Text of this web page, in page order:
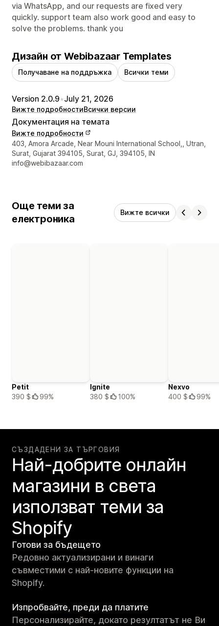
via WhatsApp, and our requests are fixed very
quickly. support team also work good and easy to
solve the problems. thank you
Дизайн от Webibazaar Templates
Получаване на поддръжка Всички теми
Version 2.0.9•July 21, 2026
Вижте подробностиВсички версии
Документация на темата
Вижте подробности
Данни за връзка с дизайнера
403, Amora Arcade, Near Mouni International School,, Utran,
Surat, Gujarat 394105, Surat, GJ, 394105, IN
info@webibazaar.com
Още теми за
електроника
Вижте всички
Petit
390 $
99%
Ignite
380 $
100%
Nexvo
400 $
99%
СЪЗДАДЕНИ ЗА ТЪРГОВИЯ
Най-добрите онлайн
магазини в света
използват теми за
Shopify
Готови за бъдещето
Редовно актуализирани и винаги
съвместими с най-новите функции на
Shopify.
Изпробвайте, преди да платите
Персонализирайте, докато резултатът не Ви